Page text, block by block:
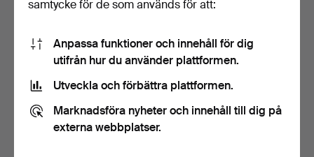
13 dagar
53 USD
golfspela…
13 dagar
43 USD
samtycke för de som används för att:
Anpassa funktioner och innehåll för dig
utifrån hur du använder plattformen.
Utveckla och förbättra plattformen.
Marknadsföra nyheter och innehåll till dig på
externa webbplatser.